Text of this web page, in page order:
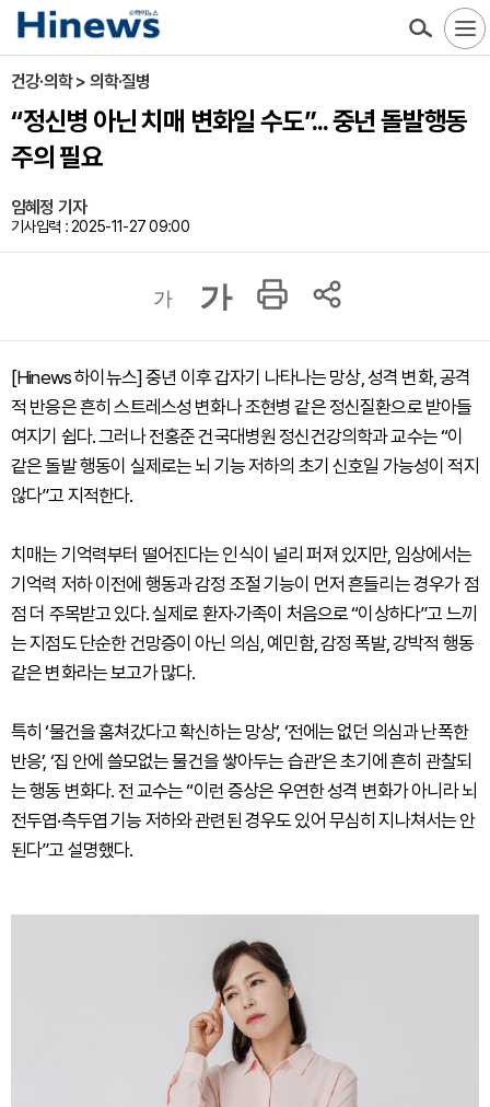
건강·의학 > 의학·질병
“정신병 아닌 치매 변화일 수도”... 중년 돌발행동
주의 필요
임혜정 기자
기사입력 : 2025-11-27 09:00
가 가
[Hinews 하이뉴스] 중년 이후 갑자기 나타나는 망상, 성격 변화, 공격
적 반응은 흔히 스트레스성 변화나 조현병 같은 정신질환으로 받아들
여지기 쉽다. 그러나 전홍준 건국대병원 정신건강의학과 교수는 “이
같은 돌발 행동이 실제로는 뇌 기능 저하의 초기 신호일 가능성이 적지
않다”고 지적한다.
치매는 기억력부터 떨어진다는 인식이 널리 퍼져 있지만, 임상에서는
기억력 저하 이전에 행동과 감정 조절 기능이 먼저 흔들리는 경우가 점
점 더 주목받고 있다. 실제로 환자·가족이 처음으로 “이상하다”고 느끼
는 지점도 단순한 건망증이 아닌 의심, 예민함, 감정 폭발, 강박적 행동
같은 변화라는 보고가 많다.
특히 ‘물건을 훔쳐갔다고 확신하는 망상’, ‘전에는 없던 의심과 난폭한
반응’, ‘집 안에 쓸모없는 물건을 쌓아두는 습관’은 초기에 흔히 관찰되
는 행동 변화다. 전 교수는 “이런 증상은 우연한 성격 변화가 아니라 뇌
전두엽·측두엽 기능 저하와 관련된 경우도 있어 무심히 지나쳐서는 안
된다”고 설명했다.